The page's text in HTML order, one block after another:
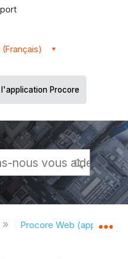
Procore
la hiérarchie
Procore Web